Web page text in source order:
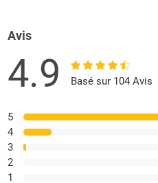
Avis
4.9 Basé sur 104 Avis
5
4
3
2
1